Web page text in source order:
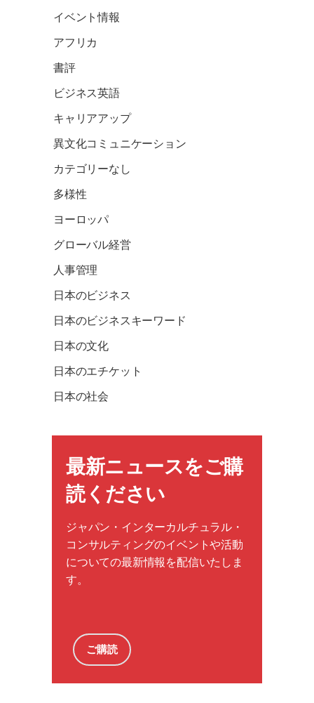
イベント情報
アフリカ
書評
ビジネス英語
キャリアアップ
異文化コミュニケーション
カテゴリーなし
多様性
ヨーロッパ
グローバル経営
人事管理
日本のビジネス
日本のビジネスキーワード
日本の文化
日本のエチケット
日本の社会
最新ニュースをご購
読ください
ジャパン・インターカルチュラル・
コンサルティングのイベントや活動
についての最新情報を配信いたしま
す。
ご購読